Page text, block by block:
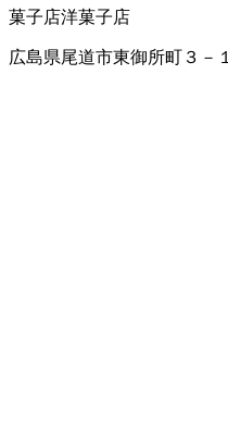
菓子店洋菓子店
広島県尾道市東御所町３－１